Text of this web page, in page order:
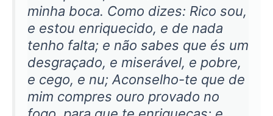
minha boca. Como dizes: Rico sou,
e estou enriquecido, e de nada
tenho falta; e não sabes que és um
desgraçado, e miserável, e pobre,
e cego, e nu; Aconselho-te que de
mim compres ouro provado no